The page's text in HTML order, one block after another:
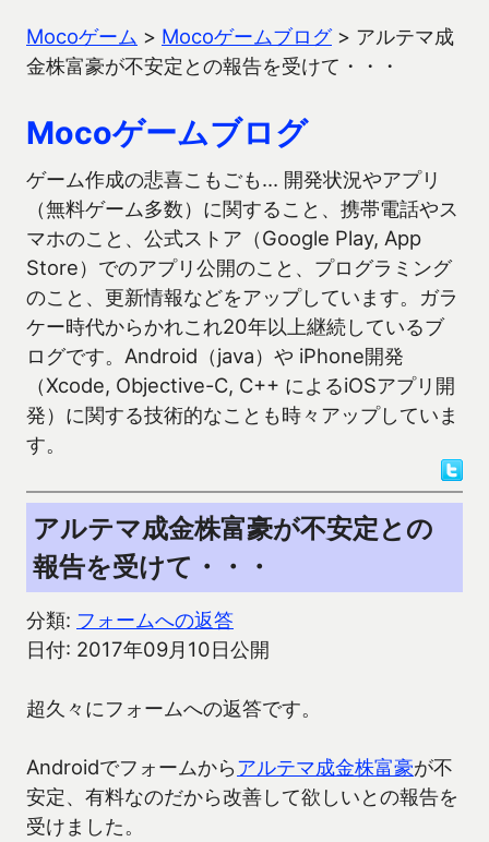
Mocoゲーム > Mocoゲームブログ> アルテマ成
金株富豪が不安定との報告を受けて・・・
Mocoゲームブログ
ゲーム作成の悲喜こもごも… 開発状況やアプリ
（無料ゲーム多数）に関すること、携帯電話やス
マホのこと、公式ストア（Google Play, App
Store）でのアプリ公開のこと、プログラミング
のこと、更新情報などをアップしています。ガラ
ケー時代からかれこれ20年以上継続しているブ
ログです。Android（java）や iPhone開発
（Xcode, Objective-C, C++ によるiOSアプリ開
発）に関する技術的なことも時々アップしていま
す。
アルテマ成金株富豪が不安定との
報告を受けて・・・
分類: フォームへの返答
日付: 2017年09月10日公開
超久々にフォームへの返答です。
Androidでフォームからアルテマ成金株富豪が不
安定、有料なのだから改善して欲しいとの報告を
受けました。